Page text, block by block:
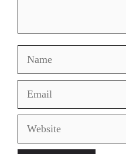
Name
Email
Website